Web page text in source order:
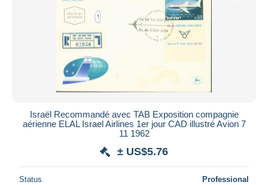
Israël Recommandé avec TAB Exposition compagnie
aérienne ELAL Israel Airlines 1er jour CAD illustré Avion 7
11 1962
± US$5.76
Status Professional